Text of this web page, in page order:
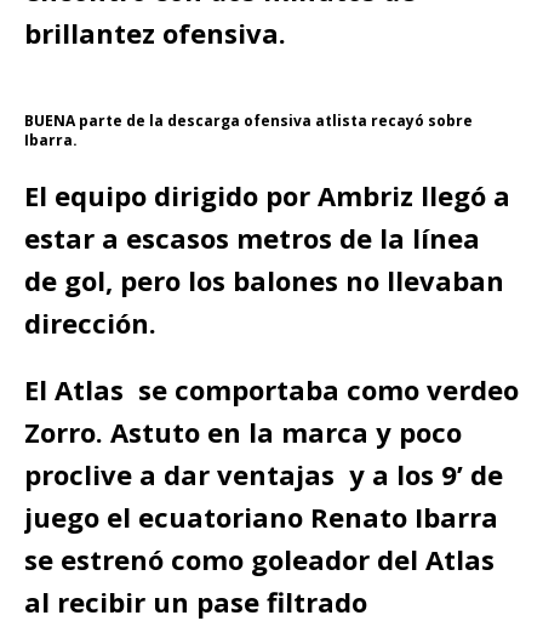
brillantez ofensiva.
BUENA parte de la descarga ofensiva atlista recayó sobre
Ibarra.
El equipo dirigido por Ambriz llegó a
estar a escasos metros de la línea
de gol, pero los balones no llevaban
dirección.
El Atlas se comportaba como verdeo
Zorro. Astuto en la marca y poco
proclive a dar ventajas y a los 9’ de
juego el ecuatoriano Renato Ibarra
se estrenó como goleador del Atlas
al recibir un pase filtrado